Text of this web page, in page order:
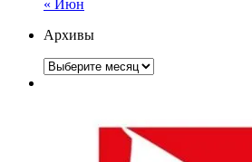
« Июн
Архивы
Архивы